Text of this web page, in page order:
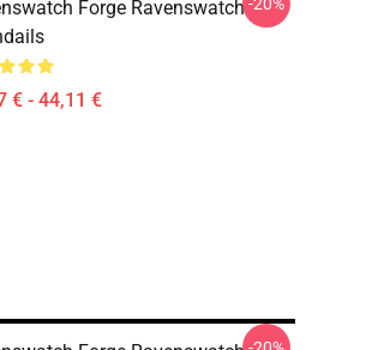
Forge Ravenswatch
€ - 44,11 €